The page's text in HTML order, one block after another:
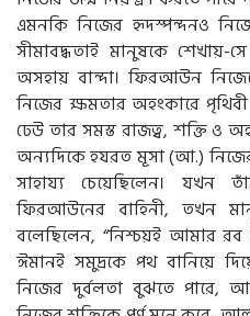
এমনকি নিজের হৃদস্পন্দনও
সীমাবদ্ধতাই মানুষকে শেখায়-
অসহায় বান্দা। ফিরআউন
নিজের ক্ষমতার অহংকারে
ঢেউ তার সমস্ত রাজত্ব, শক্তি ও
অন্যদিকে হযরত মূসা (আ.)
সাহায্য চেয়েছিলেন। যখন
ফিরআউনের বাহিনী, তখন
বলেছিলেন, “নিশ্চয়ই আমার
ঈমানই সমুদ্রকে পথ বানিয়ে
নিজের দুর্বলতা বুঝতে পারে,